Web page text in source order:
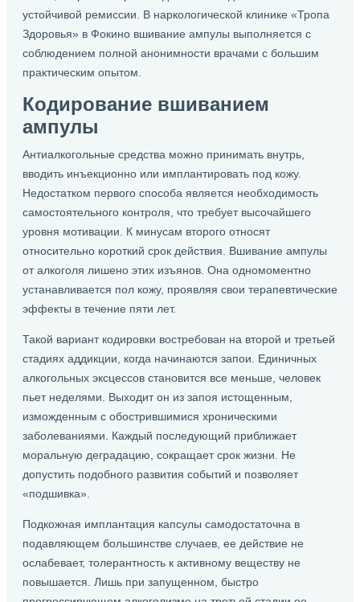
устойчивой ремиссии. В наркологической клинике «Тропа
Здоровья» в Фокино вшивание ампулы выполняется с
соблюдением полной анонимности врачами с большим
практическим опытом.
Кодирование вшиванием
ампулы
Антиалкогольные средства можно принимать внутрь,
вводить инъекционно или имплантировать под кожу.
Недостатком первого способа является необходимость
самостоятельного контроля, что требует высочайшего
уровня мотивации. К минусам второго относят
относительно короткий срок действия. Вшивание ампулы
от алкоголя лишено этих изъянов. Она одномоментно
устанавливается пол кожу, проявляя свои терапевтические
эффекты в течение пяти лет.
Такой вариант кодировки востребован на второй и третьей
стадиях аддикции, когда начинаются запои. Единичных
алкогольных эксцессов становится все меньше, человек
пьет неделями. Выходит он из запоя истощенным,
изможденным с обострившимися хроническими
заболеваниями. Каждый последующий приближает
моральную деградацию, сокращает срок жизни. Не
допустить подобного развития событий и позволяет
«подшивка».
Подкожная имплантация капсулы самодостаточна в
подавляющем большинстве случаев, ее действие не
ослабевает, толерантность к активному веществу не
повышается. Лишь при запущенном, быстро